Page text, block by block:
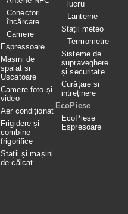
Conectori
încărcare
Camere
Espressoare
Masini de
spalat si
Uscatoare
Camere foto și
video
Aer condiționat
Frigidere și
combine
frigorifice
Stații și mașini
de călcat
lucru
Lanterne
Stații meteo
Termometre
Sisteme de
supraveghere
și securitate
Curățare si
intreținere
EcoPiese
EcoPiese
Espresoare